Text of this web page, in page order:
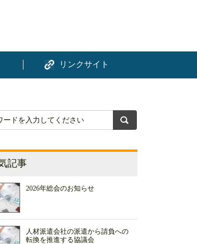
リンクサイト
記事
2026年総会のお知らせ
人材派遣会社の派遣から請負への
転換を推進する協議会